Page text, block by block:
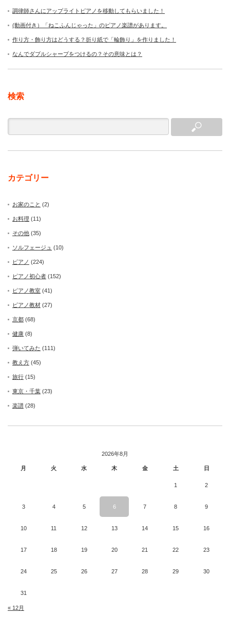
調律師さんにアップライトピアノを移動してもらいました！
(動画付き）「ねこふんじゃった」のピアノ楽譜があります。
作り方・飾り方はどうする？折り紙で「輪飾り」を作りました！
なんでダブルシャープをつけるの？その意味とは？
検索
カテゴリー
お家のこと (2)
お料理 (11)
その他 (35)
ソルフェージュ (10)
ピアノ (224)
ピアノ初心者 (152)
ピアノ教室 (41)
ピアノ教材 (27)
京都 (68)
健康 (8)
弾いてみた (111)
教え方 (45)
旅行 (15)
東京・千葉 (23)
楽譜 (28)
2026年8月
月 火 水 木 金 土 日
1 2
3 4 5 6 7 8 9
10 11 12 13 14 15 16
17 18 19 20 21 22 23
24 25 26 27 28 29 30
31
« 12月